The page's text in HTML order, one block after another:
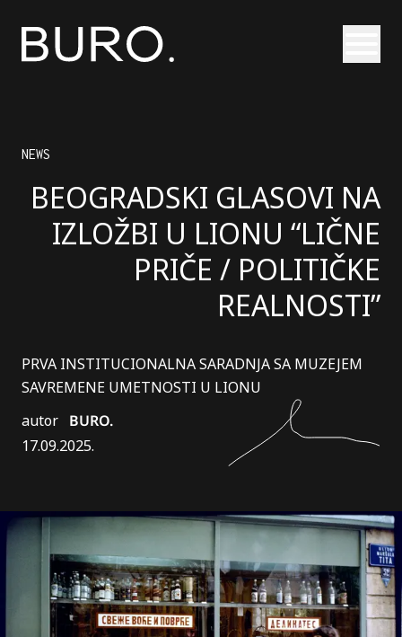
NEWS
BEOGRADSKI GLASOVI NA
IZLOŽBI U LIONU “LIČNE
PRIČE / POLITIČKE
REALNOSTI”
PRVA INSTITUCIONALNA SARADNJA SA MUZEJEM
SAVREMENE UMETNOSTI U LIONU
autor BURO.
17.09.2025.